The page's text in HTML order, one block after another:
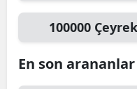
100000
En son arananlar